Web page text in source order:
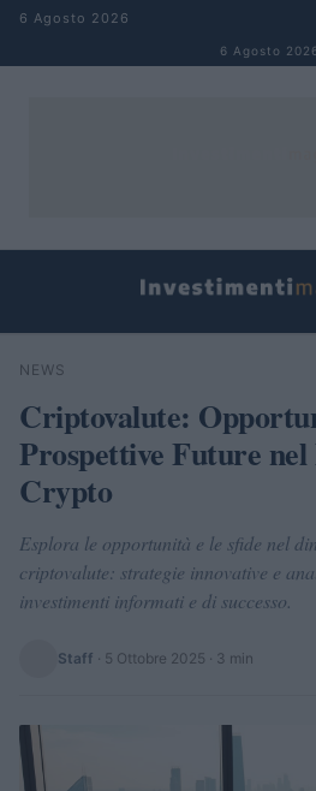
Salta al contenuto
6 Agosto 2026
6 Agosto
Cerca
NEWS
Criptovalute:
Prospettive Future
Crypto
Esplora le opportunità e le sfide nel
criptovalute: strategie innovative e
investimenti informati e di successo.
Staff · 5 Ottobre 2025 · 3 min